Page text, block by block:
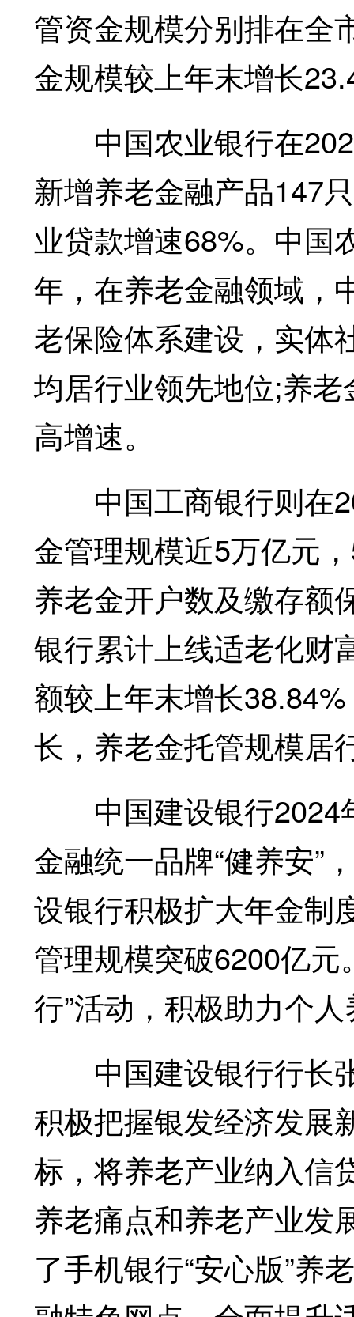
管资金规模分别排在全
金规模较上年末增长
中国农业银行在
新增养老金融产品147
业贷款增速68%。中国
年，在养老金融领域，
老保险体系建设，实体
均居行业领先地位;养
高增速。
中国工商银行则在
金管理规模近5万亿元
养老金开户数及缴存额
银行累计上线适老化财
额较上年末增长
长，养老金托管规模居
中国建设银行2024
金融统一品牌“健养安”
设银行积极扩大年金制
管理规模突破6200亿
行”活动，积极助力个
中国建设银行行长
积极把握银发经济发展
标，将养老产业纳入信
养老痛点和养老产业发
了手机银行“安心版”养